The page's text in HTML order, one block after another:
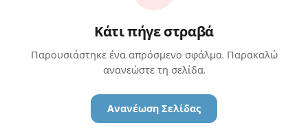
Κάτι πήγε στραβά
Παρουσιάστηκε ένα απρόσμενο σφάλμα. Παρακαλώ
ανανεώστε τη σελίδα.
Ανανέωση Σελίδας